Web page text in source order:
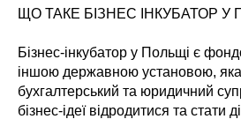
ЩО ТАКЕ БІЗНЕС ІНКУБАТОР У
Бізнес-інкубатор у Польщі є
іншою державною установою,
бухгалтерський та юридичний
бізнес-ідеї відродитися та стати